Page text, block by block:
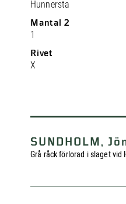
Hunnersta
Mantal 2
1
Rivet
X
SUNDHOLM,
Grå råck förlorad i slaget vid